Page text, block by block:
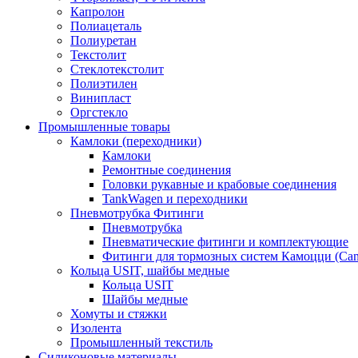
Капролон
Полиацеталь
Полиуретан
Текстолит
Стеклотекстолит
Полиэтилен
Винипласт
Оргстекло
Промышленные товары
Камлоки (переходники)
Камлоки
Ремонтные соединения
Головки рукавные и крабовые соединения
TankWagen и переходники
Пневмотрубка Фитинги
Пневмотрубка
Пневматические фитинги и комплектующие
Фитинги для тормозных систем Камоцци
Кольца USIT, шайбы медные
Кольца USIT
Шайбы медные
Хомуты и стяжки
Изолента
Промышленный текстиль